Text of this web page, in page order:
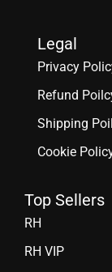
Legal
Privacy
Refund
Shipping
Cookie
Top Sellers
RH
RH VIP